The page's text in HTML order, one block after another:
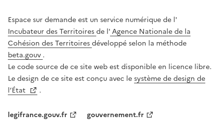
Espace sur demande est un service numérique de l'
Incubateur des Territoiresde l'Agence Nationale de la
Cohésion des Territoiresdéveloppé selon la méthode
beta.gouv .
Le code source de ce site web est disponible en licence libre.
Le design de ce site est conçu avec lesystème de design de
l’État
.
legifrance.gouv.fr
gouvernement.fr